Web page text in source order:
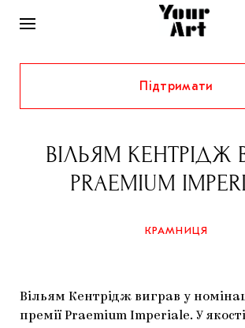
НОВИНИ
ІНТЕРВ’Ю
ХУДОЖНИКИ
АРХІТЕКТУРА
КІНО
РІДНИЙ КРАЙ
САМООРГАНІЗАЦІЇ
МУЗЕЇ
ВИСТАВКИ
ІСТОРІЇ
ДОСЛІДНИЦЬКА
КРАМНИЦЯ
Підтримати
ВІЛЬЯМ КЕНТРІДЖ
PRAEMIUM
КРАМНИЦЯ
Вільям Кентрідж виграв у
премії Praemium Imperiale. У